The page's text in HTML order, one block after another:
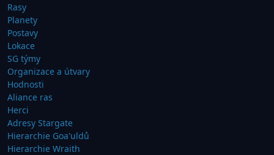
Rasy
Planety
Postavy
Lokace
SG týmy
Organizace a útvary
Hodnosti
Aliance ras
Herci
Adresy Stargate
Hierarchie Goa'uldů
Hierarchie Wraith